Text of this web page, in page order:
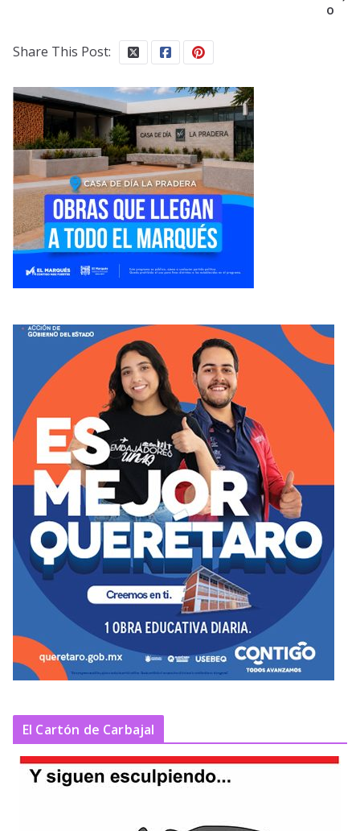
o
Share This Post:
El Cartón de Carbajal